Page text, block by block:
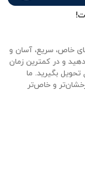
خاص، سریع، آسان و
و در کمترین زمان
بگیرید. ما
و خاص‌تر